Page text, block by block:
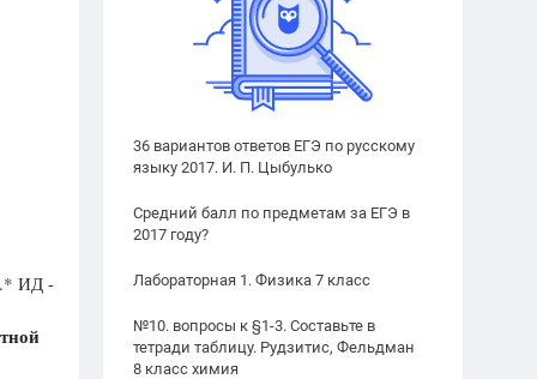
36 вариантов ответов ЕГЭ по русскому
языку 2017. И. П. Цыбулько
Средний балл по предметам за ЕГЭ в
2017 году?
Лабораторная 1. Физика 7 класс
№10. вопросы к §1-3. Составьте в
тетради таблицу. Рудзитис, Фельдман
8 класс химия
ИД -